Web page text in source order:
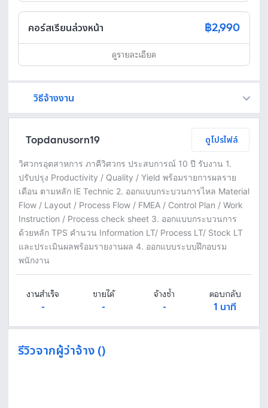
คอร์สเรียนล่วงหน้า ฿2,990
ดูรายละเอียด
วิธีจ้างงาน
Topdanusorn19 ดูโปรไฟล์
วิศวกรอุตสาหการ ภาคีวิศวกร ประสบการณ์ 10 ปี รับงาน 1.
ปรับปรุง Productivity / Quality / Yield พร้อมรายการผลราย
เดือน ตามหลัก IE Technic 2. ออกแบบกระบวนการไหล Material
Flow / Layout / Process Flow / FMEA / Control Plan / Work
Instruction / Process check sheet 3. ออกแบบกระบวนการ
ด้วยหลัก TPS คำนวน Information LT/ Process LT/ Stock LT
และประเมินผลพร้อมรายงานผล 4. ออกแบบระบบฝึกอบรม
พนักงาน
งานสำเร็จ
-
ขายได้
-
จ้างซ้ำ
-
ตอบกลับ
1 นาที
รีวิวจากผู้ว่าจ้าง ()